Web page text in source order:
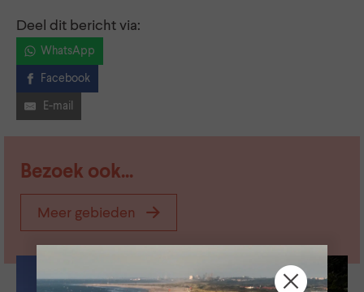
Deel dit bericht via:
WhatsApp
Facebook
E-mail
Bezoek ook...
Meer gebieden